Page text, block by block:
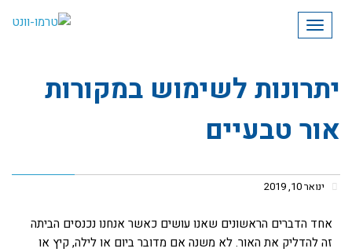
תפריט
יתרונות לשימוש במקורות
אור טבעיים
ינואר 10, 2019
אחד הדברים הראשונים שאנו עושים כאשר אנחנו נכנסים הביתה
זה להדליק את האור. לא משנה אם מדובר ביום או לילה, קיץ או